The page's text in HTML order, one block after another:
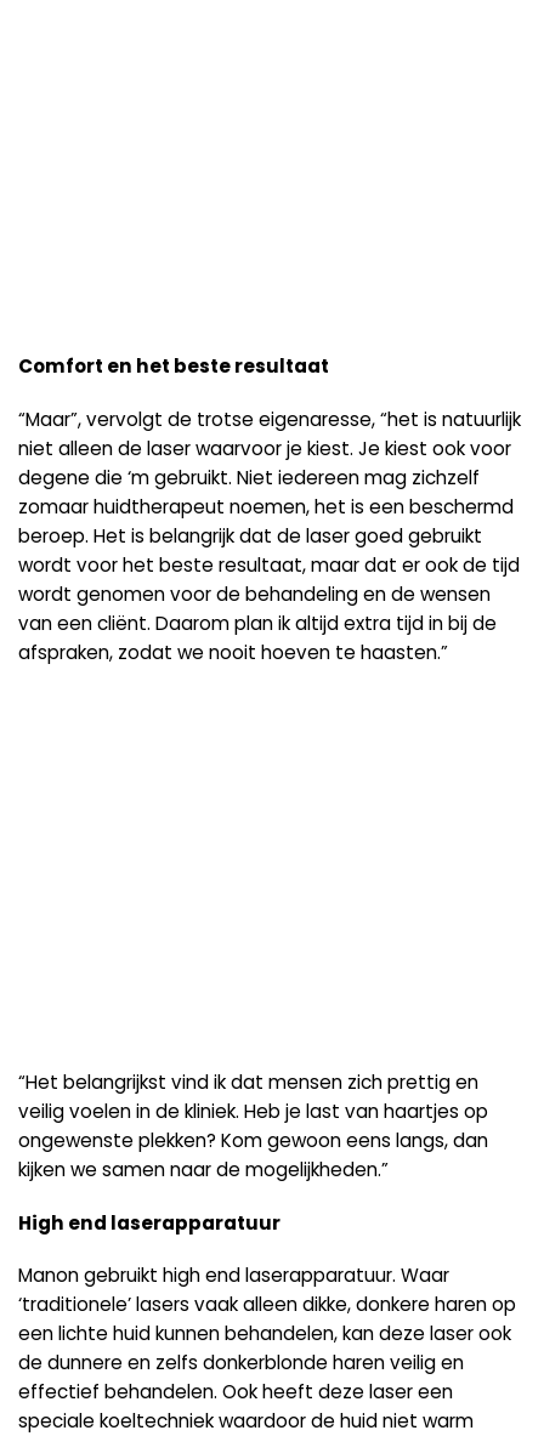
Comfort en het beste resultaat
“Maar”, vervolgt de trotse eigenaresse, “het is natuurlijk
niet alleen de laser waarvoor je kiest. Je kiest ook voor
degene die ‘m gebruikt. Niet iedereen mag zichzelf
zomaar huidtherapeut noemen, het is een beschermd
beroep. Het is belangrijk dat de laser goed gebruikt
wordt voor het beste resultaat, maar dat er ook de tijd
wordt genomen voor de behandeling en de wensen
van een cliënt. Daarom plan ik altijd extra tijd in bij de
afspraken, zodat we nooit hoeven te haasten.”
“Het belangrijkst vind ik dat mensen zich prettig en
veilig voelen in de kliniek. Heb je last van haartjes op
ongewenste plekken? Kom gewoon eens langs, dan
kijken we samen naar de mogelijkheden.”
High end laserapparatuur
Manon gebruikt high end laserapparatuur. Waar
‘traditionele’ lasers vaak alleen dikke, donkere haren op
een lichte huid kunnen behandelen, kan deze laser ook
de dunnere en zelfs donkerblonde haren veilig en
effectief behandelen. Ook heeft deze laser een
speciale koeltechniek waardoor de huid niet warm